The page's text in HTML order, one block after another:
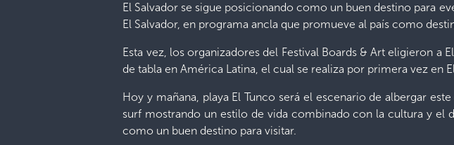
El Salvador se sigue posicionando como un buen destino para
El Salvador, en programa ancla que promueve al país como
Esta vez, los organizadores del Festival Boards & Art eligieron
de tabla en América Latina, el cual se realiza por primera vez en
Hoy y mañana, playa El Tunco será el escenario de albergar
surf mostrando un estilo de vida combinado con la cultura y el
como un buen destino para visitar.